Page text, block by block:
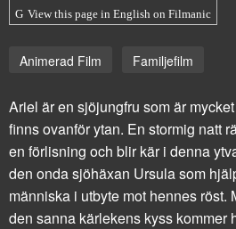
View this page in English on Filmanic
Animerad Film Familjefilm
Ariel är en sjöjungfru som är
finns ovanför ytan. En stormig natt
en förlisning och blir kär i denna
den onda sjöhäxan Ursula som
människa i utbyte mot hennes röst.
den sanna kärlekens kyss kommer